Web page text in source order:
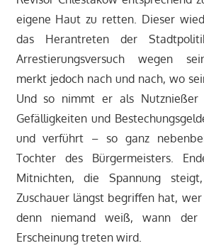
eigene Haut zu retten. Dieser
das Herantreten der
Arrestierungsversuch wegen
merkt jedoch nach und nach, wo
Und so nimmt er als
Gefälligkeiten und
und verführt – so ganz
Tochter des Bürgermeisters.
Mitnichten, die Spannung
Zuschauer längst begriffen hat,
denn niemand weiß, wann der
Erscheinung treten wird.